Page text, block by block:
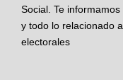
Social. Te
y todo lo relacionado
electorales